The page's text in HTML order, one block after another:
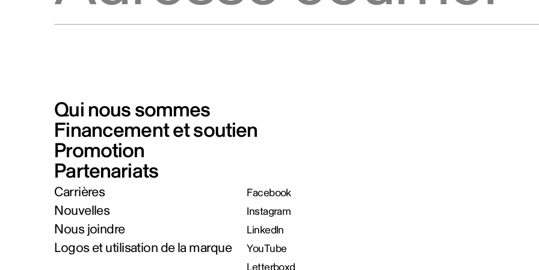
Qui nous sommes
Financement et soutien
Promotion
Partenariats
Carrières
Nouvelles
Nous joindre
Logos et utilisation de la marque
Facebook
Instagram
LinkedIn
YouTube
Letterboxd